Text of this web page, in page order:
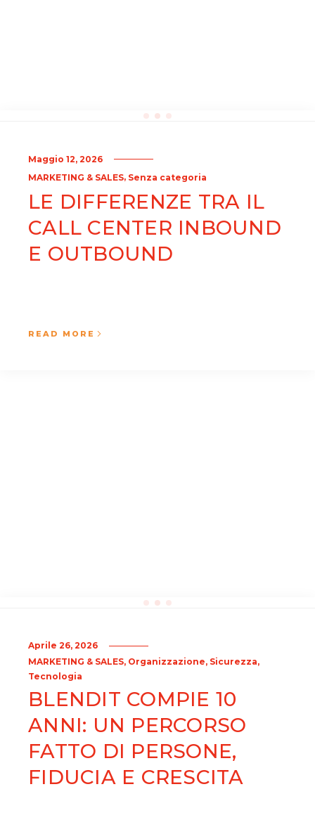
Maggio 12, 2026
MARKETING & SALES, Senza categoria
LE DIFFERENZE TRA IL
CALL CENTER INBOUND
E OUTBOUND
READ MORE
Aprile 26, 2026
MARKETING & SALES, Organizzazione, Sicurezza,
Tecnologia
BLENDIT COMPIE 10
ANNI: UN PERCORSO
FATTO DI PERSONE,
FIDUCIA E CRESCITA